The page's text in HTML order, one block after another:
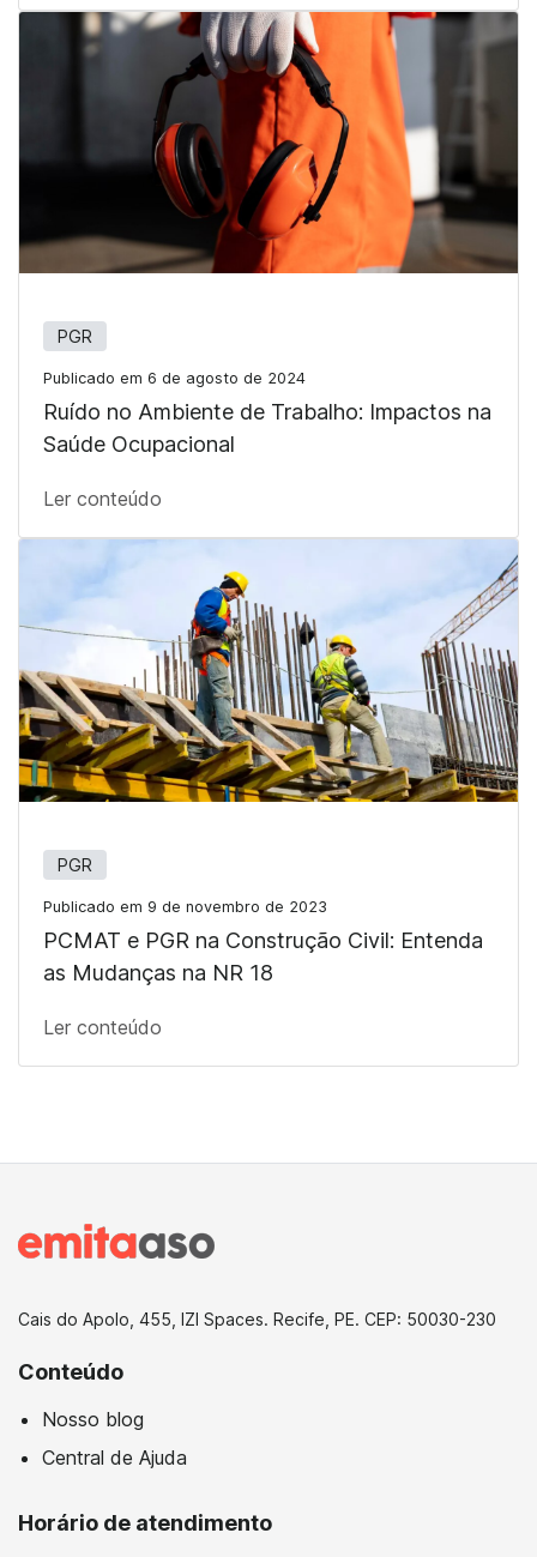
PGR
Publicado em 6 de agosto de 2024
Ruído no Ambiente de Trabalho: Impactos na
Saúde Ocupacional
Ler conteúdo
PGR
Publicado em 9 de novembro de 2023
PCMAT e PGR na Construção Civil: Entenda
as Mudanças na NR 18
Ler conteúdo
Cais do Apolo, 455, IZI Spaces. Recife, PE. CEP: 50030-230
Conteúdo
Nosso blog
Central de Ajuda
Horário de atendimento